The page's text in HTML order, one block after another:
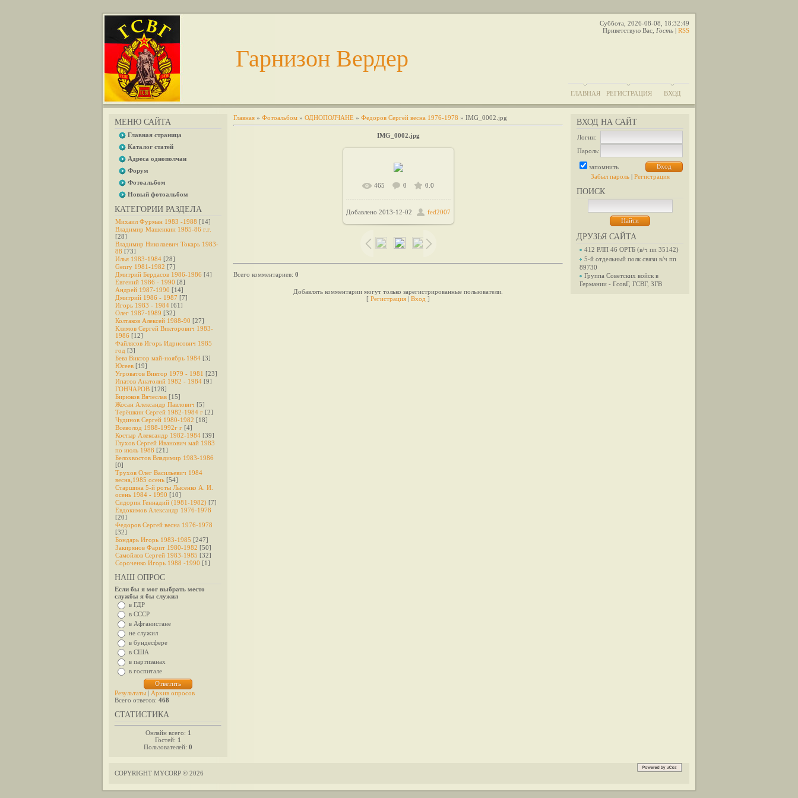
Гарнизон Вердер
Суббота, 2026-08-08, 18:32:49
Приветствую Вас Гость | RSS
ГЛАВНАЯ РЕГИСТРАЦИЯ ВХОД
МЕНЮ САЙТА
Главная страница
Каталог статей
Адреса однополчан
Форум
Фотоальбом
Новый фотоальбом
КАТЕГОРИИ РАЗДЕЛА
Михаил Фурман 1983 -1988 [14]
Владимир Машенкин 1985-86 г.г.
[28]
Владимир Николаевич Токарь 1983-
88 [73]
Илья 1983-1984 [28]
Genry 1981-1982 [7]
Дмитрий Бердасов 1986-1986 [4]
Евгений 1986 - 1990 [8]
Андрей 1987-1990 [14]
Дмитрий 1986 - 1987 [7]
Игорь 1983 - 1984 [61]
Олег 1987-1989 [32]
Колтаков Алексей 1988-90 [27]
Климов Сергей Викторович 1983-
1986 [12]
Файлясов Игорь Идрисович 1985
год [3]
Бевз Виктор май-ноябрь 1984 [3]
Юсеев [19]
Угроватов Виктор 1979 - 1981 [23]
Ипатов Анатолий 1982 - 1984 [9]
ГОНЧАРОВ [128]
Бирюков Вячеслав [15]
Жосан Александр Павлович [5]
Терёшкин Сергей 1982-1984 г [2]
Чудинов Сергей 1980-1982 [18]
Всеволод 1988-1992г г [4]
Костыр Александр 1982-1984 [39]
Глухов Сергей Иванович май 1983
по июль 1988 [21]
Белохвостов Владимир 1983-1986
[0]
Трухов Олег Васильевич 1984
весна,1985 осень [54]
Старшина 5-й роты Лысенко А. И.
осень 1984 - 1990 [10]
Сидорин Геннадий (1981-1982) [7]
Евдокимов Александр 1976-1978
[20]
Федоров Cергей весна 1976-1978
[32]
Бондарь Игорь 1983-1985 [247]
Закирянов Фарит 1980-1982 [50]
Самойлов Сергей 1983-1985 [32]
Сороченко Игорь 1988 -1990 [1]
НАШ ОПРОС
Если бы я мог выбрать место
службы я бы служил
в ГДР
в СССР
в Афганистане
не служил
в бундесфере
в США
в партизанах
в госпитале
Результаты | Архив опросов
Всего ответов: 468
СТАТИСТИКА
Онлайн всего: 1
Гостей: 1
Пользователей: 0
ВХОД НА САЙТ
Логин:
Пароль:
запомнить
Забыл пароль| Регистрация
ПОИСК
ДРУЗЬЯ САЙТА
412 РЛП 46 ОРТБ (в/ч пп 35142)
5-й отдельный полк связи в/ч пп
89730
Группа Советских войск в
Германии - ГсовГ, ГСВГ, ЗГВ
Главная » Фотоальбом » ОДНОПОЛЧАНЕ » Федоров Cергей весна 1976-1978 » IMG_0002.jpg
IMG_0002.jpg
В реальном размере
1600x1169/ 236.1Kb
465 0 0.0
Добавлено 2013-12-02 fed2007
Всего комментариев: 0
Добавлять комментарии могут только зарегистрированные пользователи.
[ Регистрация | Вход ]
COPYRIGHT MYCORP © 2026